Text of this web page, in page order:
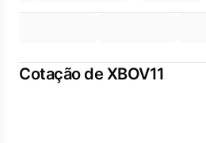
Cotação de XBOV11